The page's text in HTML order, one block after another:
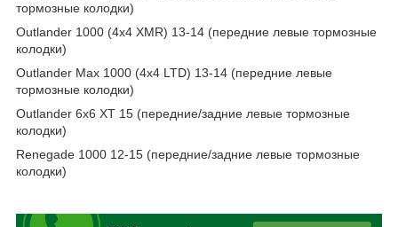
тормозные колодки)
Outlander 1000 (4x4 XMR) 13-14 (передние левые тормозные
колодки)
Outlander Max 1000 (4x4 LTD) 13-14 (передние левые
тормозные колодки)
Outlander 6x6 XT 15 (передние/задние левые тормозные
колодки)
Renegade 1000 12-15 (передние/задние левые тормозные
колодки)